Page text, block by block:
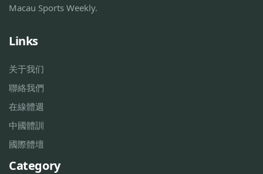
Macau Sports Weekly.
Links
关于我们
聯絡我們
在線體週
中國體訓
國際體壇
Category